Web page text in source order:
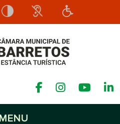
MENU